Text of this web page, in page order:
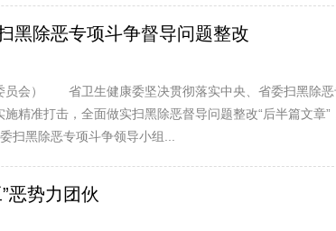
黑除恶专项斗争督导问题整改
员会） 省卫生健康委坚决贯彻落实中央、省委扫黑除
施精准打击，全面做实扫黑除恶督导问题整改“后半
扫黑除恶专项斗争领导小组...
恶势力团伙